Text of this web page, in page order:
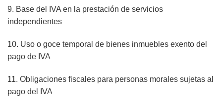
9. Base del IVA en la prestación de servicios
independientes
10. Uso o goce temporal de bienes inmuebles exento del
pago de IVA
11. Obligaciones fiscales para personas morales sujetas al
pago del IVA